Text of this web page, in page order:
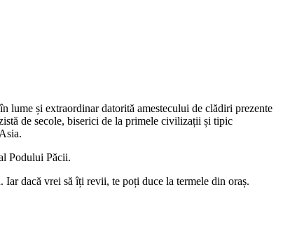
lume și extraordinar datorită amestecului de clădiri prezente
de secole, biserici de la primele civilizații și tipic
Podului Păcii.
dacă vrei să îți revii, te poți duce la termele din oraș.